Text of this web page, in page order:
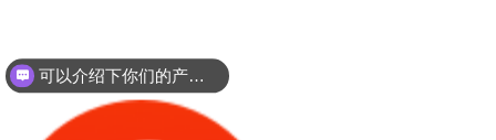
可以介绍下你们的产品么？